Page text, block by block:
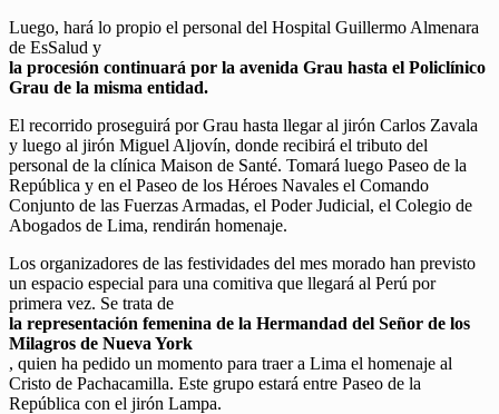
Luego, hará lo propio el personal del Hospital Guillermo Almenara
de EsSalud y
la procesión continuará por la avenida Grau hasta el Policlínico
Grau de la misma entidad.
El recorrido proseguirá por Grau hasta llegar al jirón Carlos Zavala
y luego al jirón Miguel Aljovín, donde recibirá el tributo del
personal de la clínica Maison de Santé. Tomará luego Paseo de la
República y en el Paseo de los Héroes Navales el Comando
Conjunto de las Fuerzas Armadas, el Poder Judicial, el Colegio de
Abogados de Lima, rendirán homenaje.
Los organizadores de las festividades del mes morado han previsto
un espacio especial para una comitiva que llegará al Perú por
primera vez. Se trata de
la representación femenina de la Hermandad del Señor de los
Milagros de Nueva York
, quien ha pedido un momento para traer a Lima el homenaje al
Cristo de Pachacamilla. Este grupo estará entre Paseo de la
República con el jirón Lampa.